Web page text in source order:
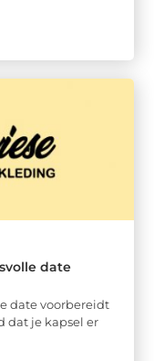
date
date voorbereidt
dat je kapsel er